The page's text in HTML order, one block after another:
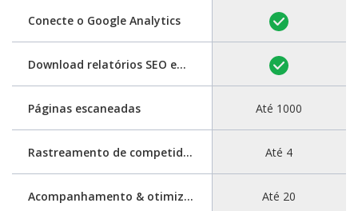
Conecte o Google Analytics
Download relatórios SEO em PDF
Páginas escaneadas
Rastreamento de competidores
Acompanhamento & otimização de palavras-chave
Até 1000
Até 4
Até 20